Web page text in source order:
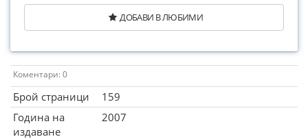
ДОБАВИ В ЛЮБИМИ
Коментари: 0
Брой страници
159
Година на
издаване
2007